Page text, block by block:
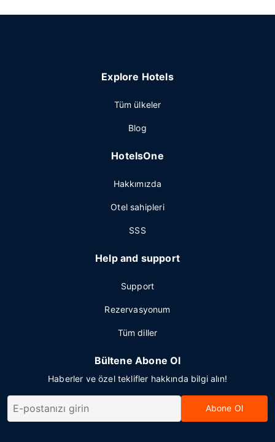
Explore Hotels
Tüm ülkeler
Blog
HotelsOne
Hakkımızda
Otel sahipleri
SSS
Help and support
Support
Rezervasyonum
Tüm diller
Bültene Abone Ol
Haberler ve özel teklifler hakkında bilgi alın!
Abone Ol